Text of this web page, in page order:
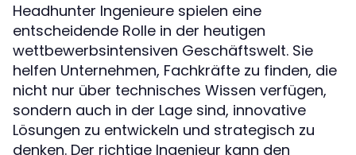
Headhunter Ingenieure spielen eine
entscheidende Rolle in der heutigen
wettbewerbsintensiven Geschäftswelt. Sie
helfen Unternehmen, Fachkräfte zu finden, die
nicht nur über technisches Wissen verfügen,
sondern auch in der Lage sind, innovative
Lösungen zu entwickeln und strategisch zu
denken. Der richtige Ingenieur kann den